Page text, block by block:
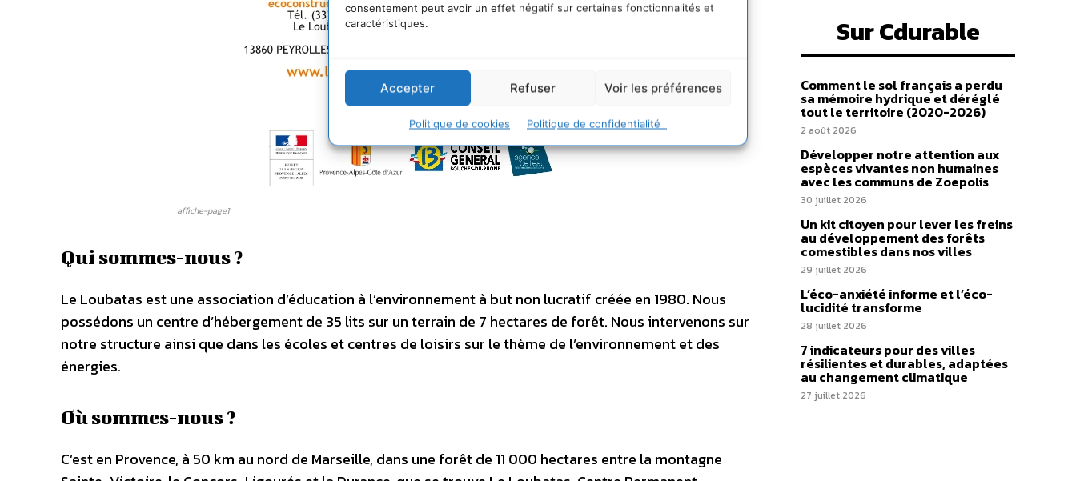
consentement peut avoir un effet négatif sur certaines fonctionnalités et
caractéristiques.
Accepter Refuser Voir les préférences
Politique de cookies Politique de confidentialité
affiche-page1
Qui sommes-nous ?
Le Loubatas est une association d’éducation à l’environnement à but non lucratif créée en 1980. Nous
possédons un centre d’hébergement de 35 lits sur un terrain de 7 hectares de forêt. Nous intervenons sur
notre structure ainsi que dans les écoles et centres de loisirs sur le thème de l’environnement et des
énergies.
Où sommes-nous ?
C’est en Provence, à 50 km au nord de Marseille, dans une forêt de 11 000 hectares entre la montagne
Sur Cdurable
Comment le sol français a perdu
sa mémoire hydrique et déréglé
tout le territoire (2020-2026)
2 août 2026
Développer notre attention aux
espèces vivantes non humaines
avec les communs de Zoepolis
30 juillet 2026
Un kit citoyen pour lever les freins
au développement des forêts
comestibles dans nos villes
29 juillet 2026
L’éco-anxiété informe et l’éco-
lucidité transforme
28 juillet 2026
7 indicateurs pour des villes
résilientes et durables, adaptées
au changement climatique
27 juillet 2026